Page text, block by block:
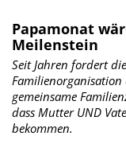
Papamonat
Meilenstein
Seit Jahren fordert
gemeinsame
dass Mutter UND
bekommen.